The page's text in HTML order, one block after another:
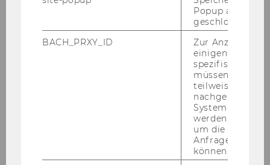
Department of Finance,
Accounting and Statistics
Research Interests & CV
Popup
geschlossen
BACH_PRXY_ID
Zur Anzeige von
einigen WU-
spezifischen
müssen
teilweise von
nachgelagerten
System
werden.
um die Antwort
Anfrage
können.